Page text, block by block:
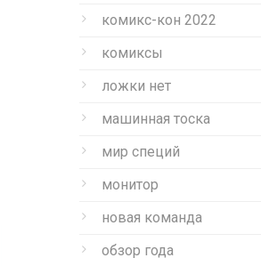
комикс-кон 2022
комиксы
ложки нет
машинная тоска
мир специй
монитор
новая команда
обзор года